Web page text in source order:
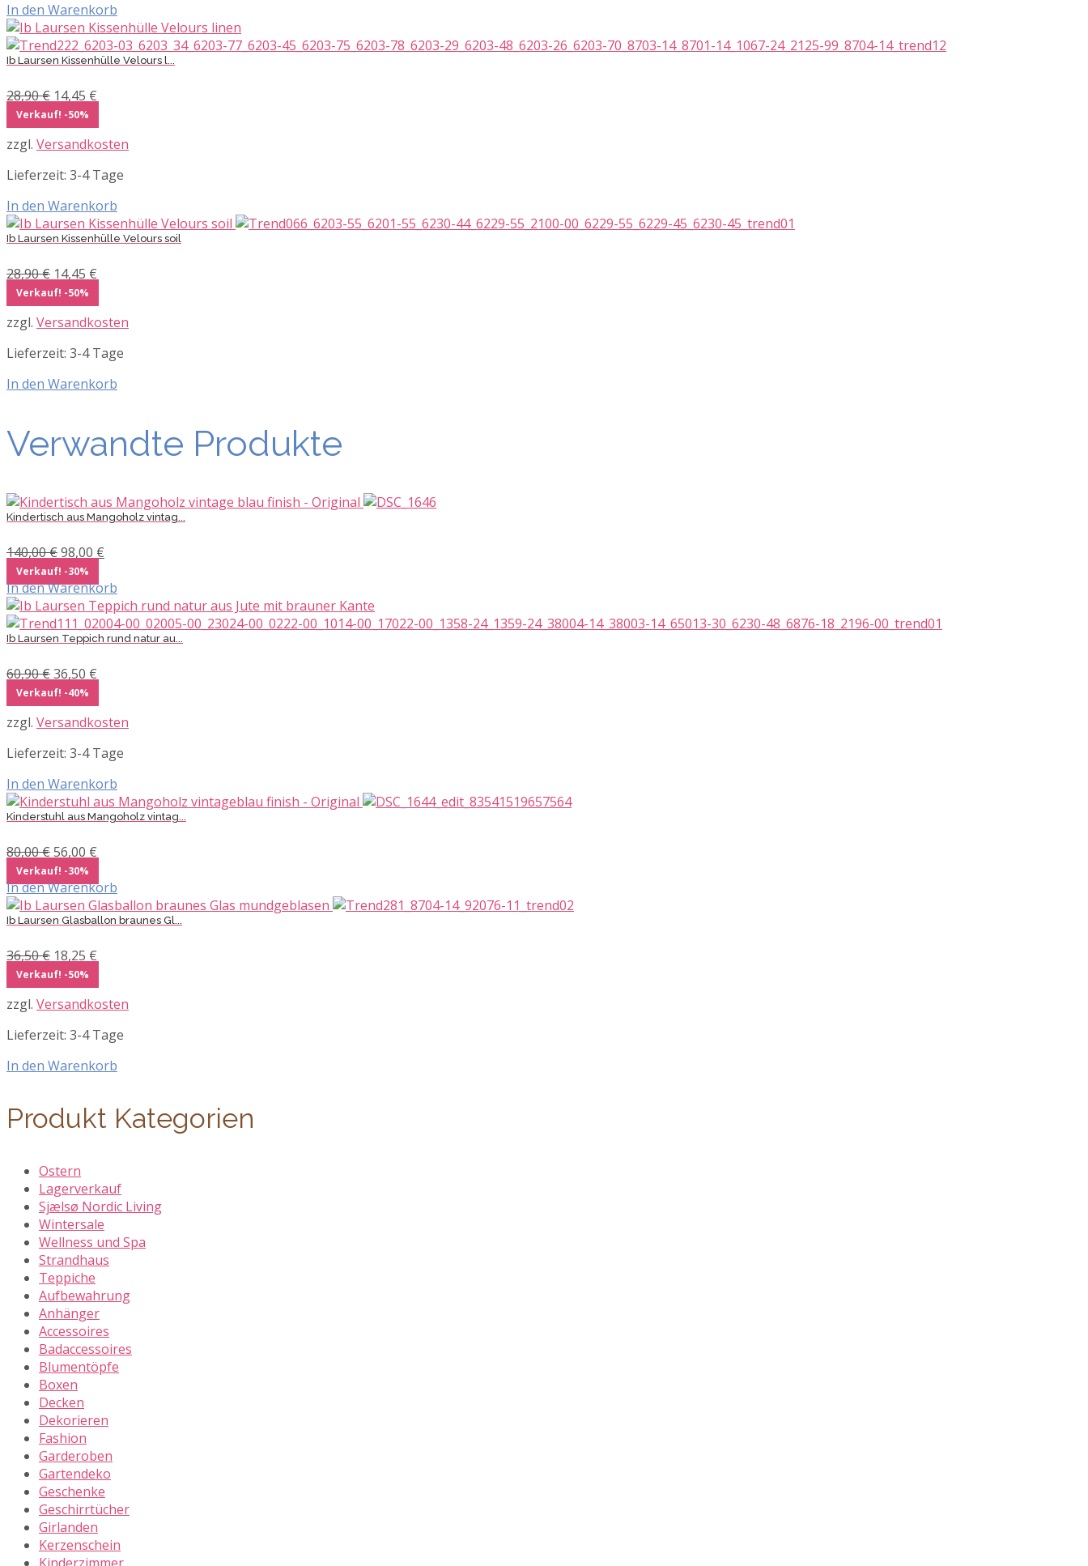
In den Warenkorb
Ib Laursen Kissenhülle Velours l...
28,90€ Ursprünglicher
Preis
war:
28,90 €
14,45 €
ist:
14,45 €.
Verkauf! -50%
zzgl. Versandkosten
Lieferzeit: 3-4 Tage
In den Warenkorb
Ib Laursen Kissenhülle Velours soil
28,90€ Ursprünglicher
Preis
war:
28,90 €
14,45 €
ist:
14,45 €.
Verkauf! -50%
zzgl. Versandkosten
Lieferzeit: 3-4 Tage
In den Warenkorb
Verwandte Produkte
Kindertisch aus Mangoholz vintag...
140,00€Ursprünglicher
Preis
war:
140,00 €
98,00 €
ist:
98,00 €.
Verkauf! -30%
In den Warenkorb
Ib Laursen Teppich rund natur au...
60,90€Ursprünglicher
Preis
war:
60,90 €
36,50 €
ist:
36,50 €.
Verkauf! -40%
zzgl. Versandkosten
Lieferzeit: 3-4 Tage
In den Warenkorb
Kinderstuhl aus Mangoholz vintag...
80,00€Ursprünglicher
Preis
war:
80,00 €
56,00 €
ist:
56,00 €.
Verkauf! -30%
In den Warenkorb
Ib Laursen Glasballon braunes Gl...
36,50€ Ursprünglicher
Preis
war:
36,50 €
18,25 €
ist:
18,25 €.
Verkauf! -50%
zzgl. Versandkosten
Lieferzeit: 3-4 Tage
In den Warenkorb
Produkt Kategorien
Ostern
Lagerverkauf
Sjælsø Nordic Living
Wintersale
Wellness und Spa
Strandhaus
Teppiche
Aufbewahrung
Anhänger
Accessoires
Badaccessoires
Blumentöpfe
Boxen
Decken
Dekorieren
Fashion
Garderoben
Gartendeko
Geschenke
Geschirrtücher
Girlanden
Kerzenschein